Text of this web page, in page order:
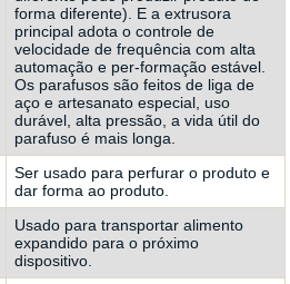
forma diferente). E a extrusora
principal adota o controle de
velocidade de frequência com alta
automação e per-formação estável.
Os parafusos são feitos de liga de
aço e artesanato especial, uso
durável, alta pressão, a vida útil do
parafuso é mais longa.
Ser usado para perfurar o produto e
dar forma ao produto.
Usado para transportar alimento
expandido para o próximo
dispositivo.